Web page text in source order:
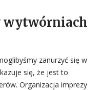
wytwórniach
zanurzyć się w
się, że jest to
Organizacja imprezy